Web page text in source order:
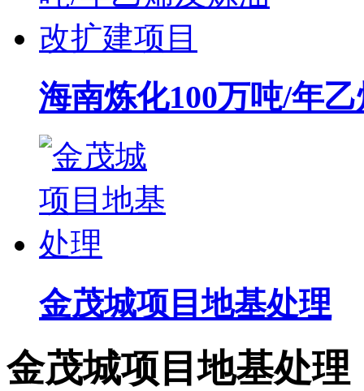
海南炼化100万吨/年
金茂城项目地基处理
金茂城项目地基处理